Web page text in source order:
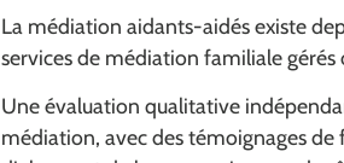
La médiation aidants-aidés existe
services de médiation familiale
Une évaluation qualitative
médiation, avec des témoignages